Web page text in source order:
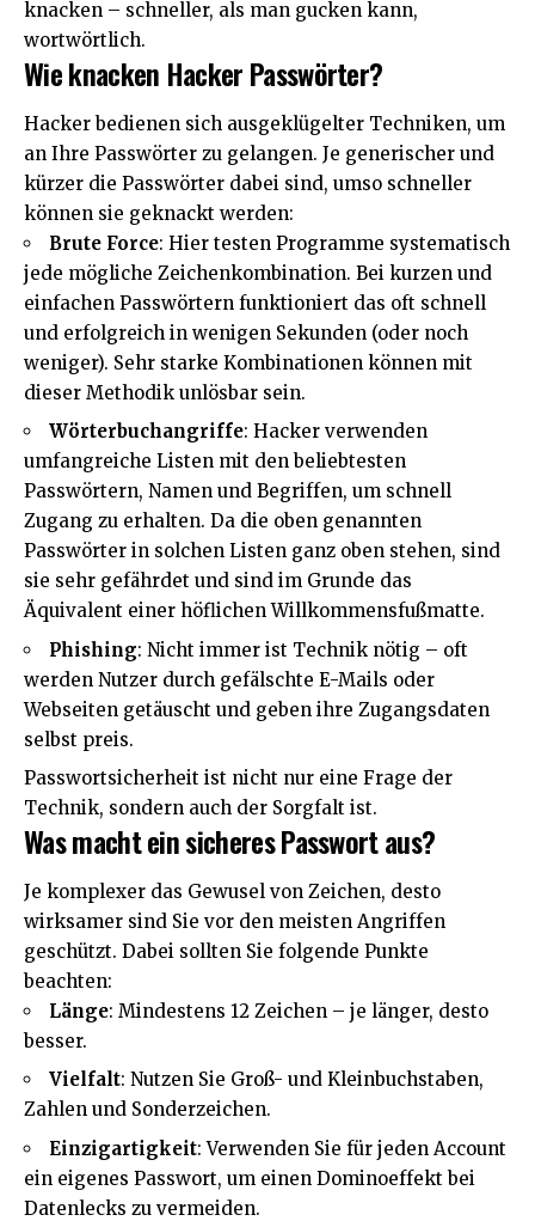
knacken – schneller, als man gucken kann,
wortwörtlich.
Wie knacken Hacker Passwörter?
Hacker bedienen sich ausgeklügelter Techniken, um
an Ihre Passwörter zu gelangen. Je generischer und
kürzer die Passwörter dabei sind, umso schneller
können sie geknackt werden:
Brute Force: Hier testen Programme systematisch
jede mögliche Zeichenkombination. Bei kurzen und
einfachen Passwörtern funktioniert das oft schnell
und erfolgreich in wenigen Sekunden (oder noch
weniger). Sehr starke Kombinationen können mit
dieser Methodik unlösbar sein.
Wörterbuchangriffe: Hacker verwenden
umfangreiche Listen mit den beliebtesten
Passwörtern, Namen und Begriffen, um schnell
Zugang zu erhalten. Da die oben genannten
Passwörter in solchen Listen ganz oben stehen, sind
sie sehr gefährdet und sind im Grunde das
Äquivalent einer höflichen Willkommensfußmatte.
Phishing: Nicht immer ist Technik nötig – oft
werden Nutzer durch gefälschte E-Mails oder
Webseiten getäuscht und geben ihre Zugangsdaten
selbst preis.
Passwortsicherheit ist nicht nur eine Frage der
Technik, sondern auch der Sorgfalt ist.
Was macht ein sicheres Passwort aus?
Je komplexer das Gewusel von Zeichen, desto
wirksamer sind Sie vor den meisten Angriffen
geschützt. Dabei sollten Sie folgende Punkte
beachten:
Länge: Mindestens 12 Zeichen – je länger, desto
besser.
Vielfalt: Nutzen Sie Groß- und Kleinbuchstaben,
Zahlen und Sonderzeichen.
Einzigartigkeit: Verwenden Sie für jeden Account
ein eigenes Passwort, um einen Dominoeffekt bei
Datenlecks zu vermeiden.